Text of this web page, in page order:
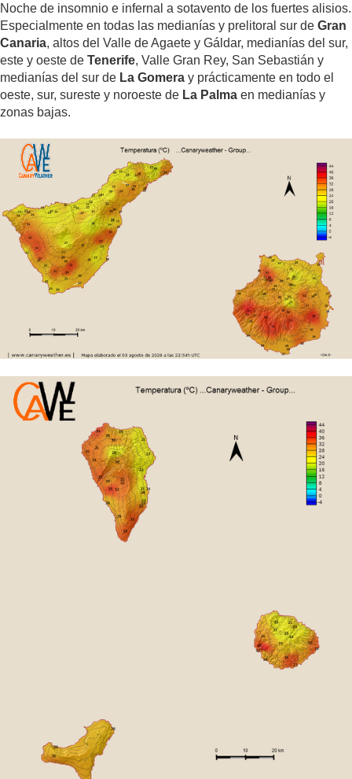
Noche de insomnio e infernal a sotavento de los fuertes alisios.
Especialmente en todas las medianías y prelitoral sur de Gran
Canaria, altos del Valle de Agaete y Gáldar, medianías del sur,
este y oeste de Tenerife, Valle Gran Rey, San Sebastián y
medianías del sur de La Gomera y prácticamente en todo el
oeste, sur, sureste y noroeste de La Palma en medianías y
zonas bajas.